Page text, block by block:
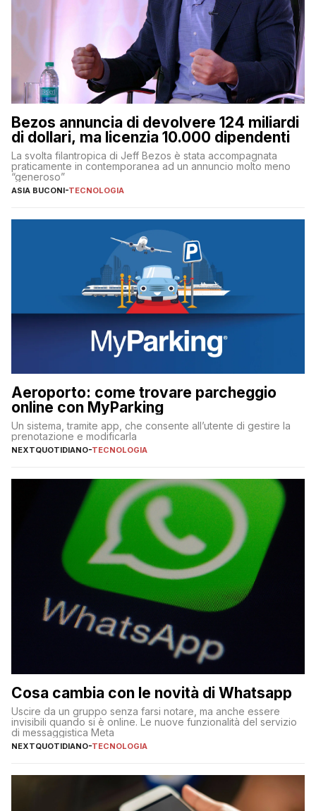
Bezos annuncia di devolvere 124 miliardi
di dollari, ma licenzia 10.000 dipendenti
La svolta filantropica di Jeff Bezos è stata accompagnata
praticamente in contemporanea ad un annuncio molto meno
“generoso”
ASIA BUCONI-TECNOLOGIA
Aeroporto: come trovare parcheggio
online con MyParking
Un sistema, tramite app, che consente all’utente di gestire la
prenotazione e modificarla
NEXTQUOTIDIANO-TECNOLOGIA
Cosa cambia con le novità di Whatsapp
Uscire da un gruppo senza farsi notare, ma anche essere
invisibili quando si è online. Le nuove funzionalità del servizio
di messaggistica Meta
NEXTQUOTIDIANO-TECNOLOGIA